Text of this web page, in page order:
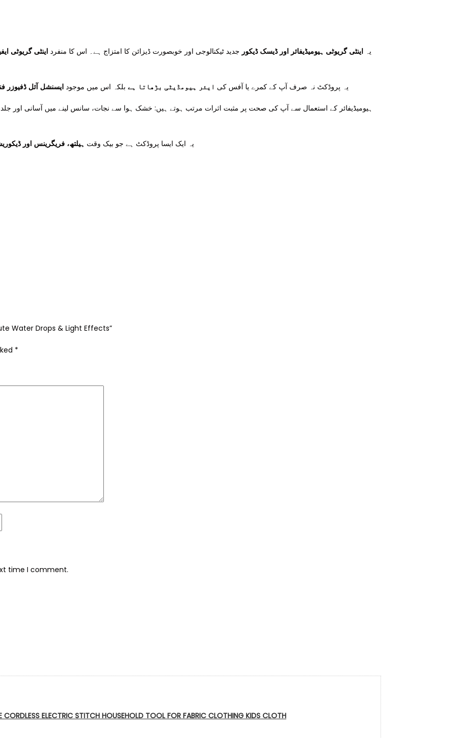
یہ اینٹی گریوٹی ہیومیڈیفائر اور ڈیسک ڈیکور جدید ٹیکنالوجی اور خوبصورت ڈیزائن کا امتزاج ہے۔ اس کا منفرد اینٹی گریوٹی
یہ پروڈکٹ نہ صرف آپ کے کمرے یا آفس کی ایئر ہیومڈیٹی بڑھاتا ہے بلکہ اس میں موجود ایسنشل آئل ڈفیوزر
ہیومیڈیفائر کے استعمال سے آپ کی صحت پر مثبت اثرات مرتب ہوتے ہیں: خشک ہوا سے نجات، سانس لینے میں آسانی اور
یہ ایک ایسا پروڈکٹ ہے جو بیک وقت ہیلتھ، فریگرینس اور
Water Drops & Light Effects”
*
time I comment.
ELECTRIC STITCH HOUSEHOLD TOOL FOR FABRIC CLOTHING KIDS CLOTH